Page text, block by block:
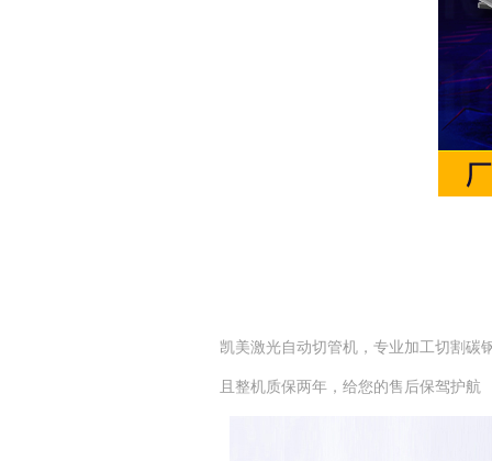
凯美激光自动切管机，专业加工切割碳
且整机质保两年，给您的售后保驾护航